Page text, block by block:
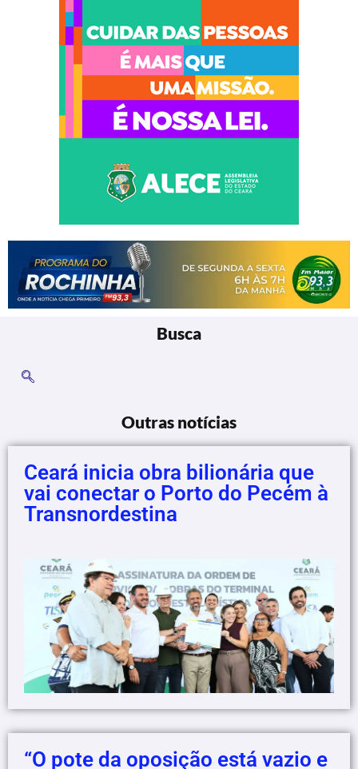
Busca
Outras notícias
Ceará inicia obra bilionária que
vai conectar o Porto do Pecém à
Transnordestina
“O pote da oposição está vazio e